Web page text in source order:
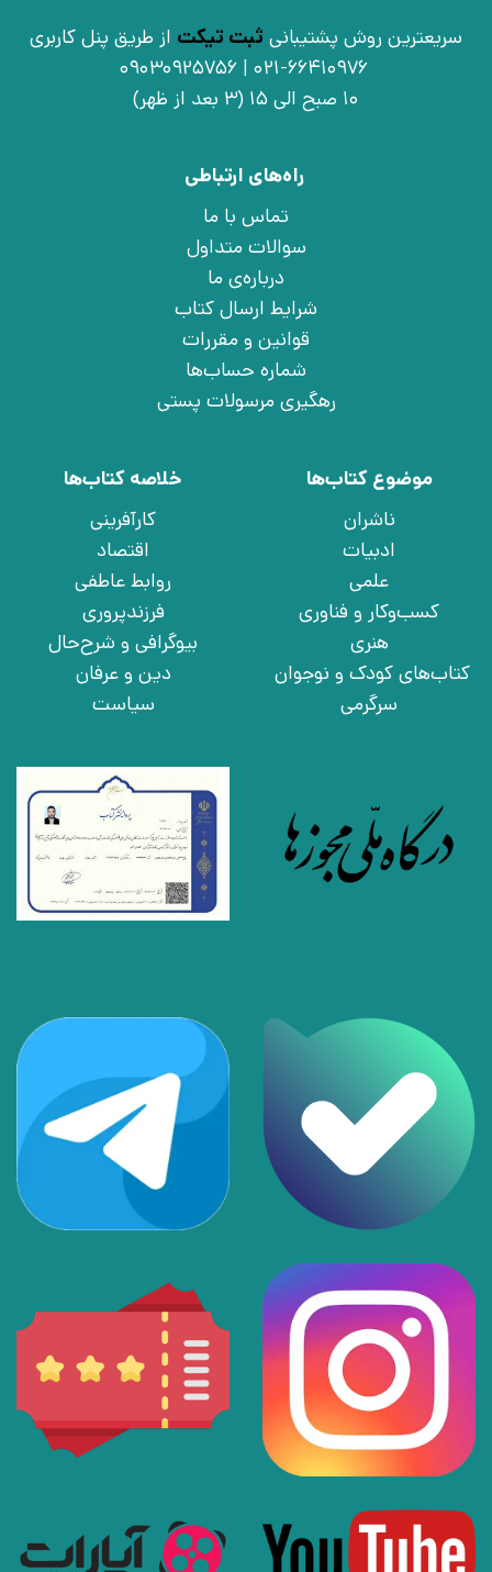
سریعترین روش پشتیبانی ثبت تیکت از طریق پنل کاربری
021-66410976 | 09030925756
10 صبح الی 15 (3 بعد از ظهر)
راه‌های ارتباطی
تماس با ما
سوالات متداول
درباره‌ی ما
شرایط ارسال کتاب
قوانین و مقررات
شماره حساب‌ها
رهگیری مرسولات پستی
موضوع کتاب‌ها
ناشران
ادبیات
علمی
کسب‌وکار و فناوری
هنری
کتاب‌های کودک و نوجوان
سرگرمی
خلاصه کتاب‌ها
کارآفرینی
اقتصاد
روابط عاطفی
فرزندپروری
بیوگرافی و شرح‌حال
دین و عرفان
سیاست